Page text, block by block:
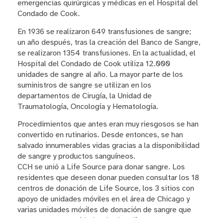
emergencias quirúrgicas y médicas en el Hospital del
Condado de Cook.
En 1936 se realizaron 649 transfusiones de sangre;
un año después, tras la creación del Banco de Sangre,
se realizaron 1354 transfusiones. En la actualidad, el
Hospital del Condado de Cook utiliza 12.000
unidades de sangre al año. La mayor parte de los
suministros de sangre se utilizan en los
departamentos de Cirugía, la Unidad de
Traumatología, Oncología y Hematología.
Procedimientos que antes eran muy riesgosos se han
convertido en rutinarios. Desde entonces, se han
salvado innumerables vidas gracias a la disponibilidad
de sangre y productos sanguíneos.
CCH se unió a Life Source para donar sangre. Los
residentes que deseen donar pueden consultar los 18
centros de donación de Life Source, los 3 sitios con
apoyo de unidades móviles en el área de Chicago y
varias unidades móviles de donación de sangre que